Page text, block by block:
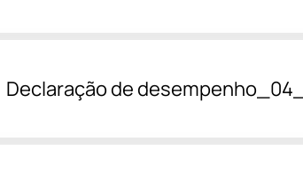
Declaração de